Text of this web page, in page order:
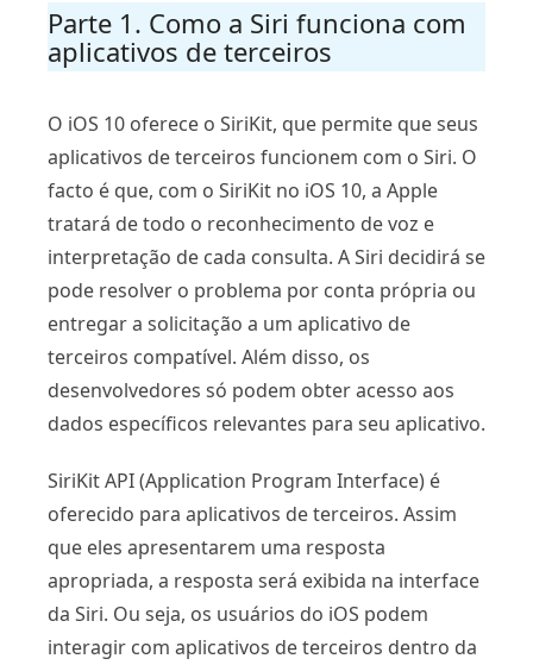
Parte 1. Como a Siri funciona com
aplicativos de terceiros
O iOS 10 oferece o SiriKit, que permite que seus
aplicativos de terceiros funcionem com o Siri. O
facto é que, com o SiriKit no iOS 10, a Apple
tratará de todo o reconhecimento de voz e
interpretação de cada consulta. A Siri decidirá se
pode resolver o problema por conta própria ou
entregar a solicitação a um aplicativo de
terceiros compatível. Além disso, os
desenvolvedores só podem obter acesso aos
dados específicos relevantes para seu aplicativo.
SiriKit API (Application Program Interface) é
oferecido para aplicativos de terceiros. Assim
que eles apresentarem uma resposta
apropriada, a resposta será exibida na interface
da Siri. Ou seja, os usuários do iOS podem
interagir com aplicativos de terceiros dentro da